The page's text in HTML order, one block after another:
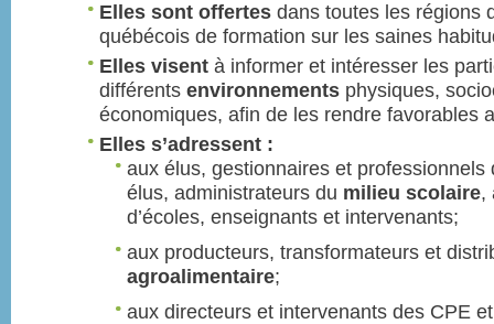
Elles sont offertes dans toutes les régions
québécois de formation sur les saines
Elles visent à informer et intéresser les
différents environnements physiques,
économiques, afin de les rendre favorables
Elles s’adressent :
aux élus, gestionnaires et
élus, administrateurs du milieu scolaire,
d’écoles, enseignants et intervenants;
aux producteurs, transformateurs et
agroalimentaire;
aux directeurs et intervenants des CPE